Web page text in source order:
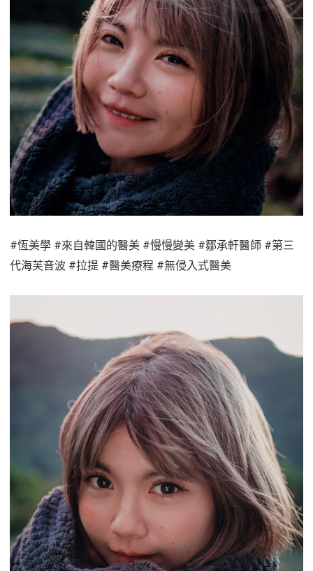
#恆美學 #來自韓國的醫美 #慢慢變美 #鄒承軒醫師 #第三
代海芙音波 #拉提 #醫美療程 #無侵入式醫美